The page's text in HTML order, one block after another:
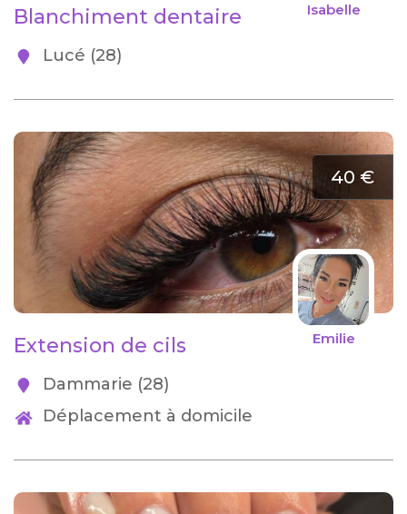
Isabelle
Blanchiment dentaire
Lucé (28)
40 €
Emilie
Extension de cils
Dammarie (28)
Déplacement à domicile